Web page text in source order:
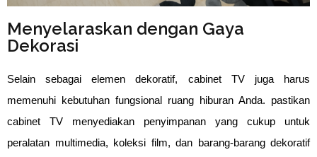
Menyelaraskan dengan Gaya
Dekorasi
Selain sebagai elemen dekoratif, cabinet TV juga harus
memenuhi kebutuhan fungsional ruang hiburan Anda. pastikan
cabinet TV menyediakan penyimpanan yang cukup untuk
peralatan multimedia, koleksi film, dan barang-barang dekoratif